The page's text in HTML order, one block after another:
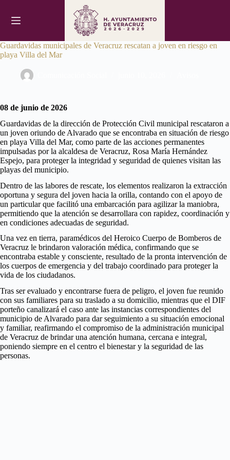
contenido
Guardavidas municipales de Veracruz rescatan a joven en riesgo en
playa Villa del Mar
08 de junio de 2026
Guardavidas de la dirección de Protección Civil municipal rescataron a
un joven oriundo de Alvarado que se encontraba en situación de riesgo
en playa Villa del Mar, como parte de las acciones permanentes
impulsadas por la alcaldesa de Veracruz, Rosa María Hernández
Espejo, para proteger la integridad y seguridad de quienes visitan las
playas del municipio.
Dentro de las labores de rescate, los elementos realizaron la extracción
oportuna y segura del joven hacia la orilla, contando con el apoyo de
un particular que facilitó una embarcación para agilizar la maniobra,
permitiendo que la atención se desarrollara con rapidez, coordinación y
en condiciones adecuadas de seguridad.
Una vez en tierra, paramédicos del Heroico Cuerpo de Bomberos de
Veracruz le brindaron valoración médica, confirmando que se
encontraba estable y consciente, resultado de la pronta intervención de
los cuerpos de emergencia y del trabajo coordinado para proteger la
vida de los ciudadanos.
Tras ser evaluado y encontrarse fuera de peligro, el joven fue reunido
con sus familiares para su traslado a su domicilio, mientras que el DIF
porteño canalizará el caso ante las instancias correspondientes del
municipio de Alvarado para dar seguimiento a su situación emocional
y familiar, reafirmando el compromiso de la administración municipal
de Veracruz de brindar una atención humana, cercana e integral,
poniendo siempre en el centro el bienestar y la seguridad de las
personas.